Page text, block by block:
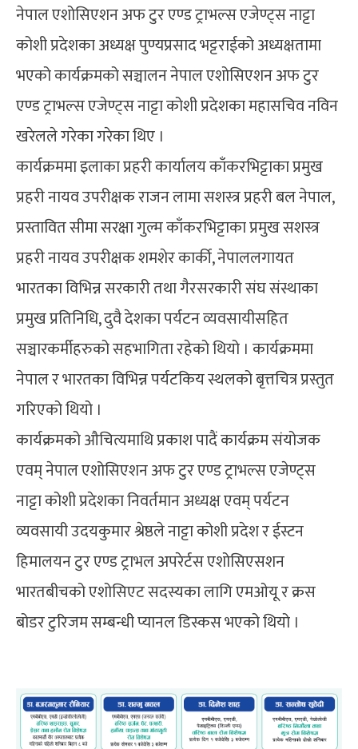
नेपाल एशोसिएशन अफ टुर एण्ड ट्राभल्स एजेण्ट्स नाट्टा
कोशी प्रदेशका अध्यक्ष पुण्यप्रसाद भट्टराईको अध्यक्षतामा
भएको कार्यक्रमको सञ्चालन नेपाल एशोसिएशन अफ टुर
एण्ड ट्राभल्स एजेण्ट्स नाट्टा कोशी प्रदेशका महासचिव नविन
खरेलले गरेका गरेका थिए ।
कार्यक्रममा इलाका प्रहरी कार्यालय काँकरभिट्टाका प्रमुख
प्रहरी नायव उपरीक्षक राजन लामा सशस्त्र प्रहरी बल नेपाल,
प्रस्तावित सीमा सरक्षा गुल्म काँकरभिट्टाका प्रमुख सशस्त्र
प्रहरी नायव उपरीक्षक शमशेर कार्की, नेपाललगायत
भारतका विभिन्न सरकारी तथा गैरसरकारी संघ संस्थाका
प्रमुख प्रतिनिधि, दुवै देशका पर्यटन व्यवसायीसहित
सञ्चारकर्मीहरुको सहभागिता रहेको थियो । कार्यक्रममा
नेपाल र भारतका विभिन्न पर्यटकिय स्थलको बृत्तचित्र प्रस्तुत
गरिएको थियो ।
कार्यक्रमको औचित्यमाथि प्रकाश पादैं कार्यक्रम संयोजक
एवम् नेपाल एशोसिएशन अफ टुर एण्ड ट्राभल्स एजेण्ट्स
नाट्टा कोशी प्रदेशका निवर्तमान अध्यक्ष एवम् पर्यटन
व्यवसायी उदयकुमार श्रेष्ठले नाट्टा कोशी प्रदेश र ईस्टन
हिमालयन टुर एण्ड ट्राभल अपरेर्टस एशोसिएसशन
भारतबीचको एशोसिएट सदस्यका लागि एमओयू र क्रस
बोडर टुरिजम सम्बन्धी प्यानल डिस्कस भएको थियो ।